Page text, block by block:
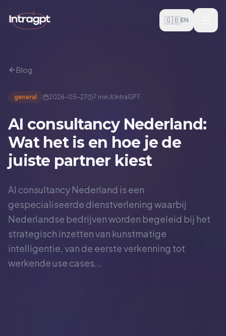
🇬🇧EN
Blog
general 2026-05-27 7 min IntraGPT
AI consultancy Nederland:
Wat het is en hoe je de
juiste partner kiest
AI consultancy Nederland is een
gespecialiseerde dienstverlening waarbij
Nederlandse bedrijven worden begeleid bij het
strategisch inzetten van kunstmatige
intelligentie, van de eerste verkenning tot
werkende use cases...